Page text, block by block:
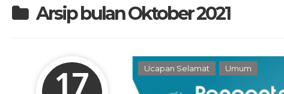
Arsip bulan Oktober 2021
17 Ucapan Selamat Umum